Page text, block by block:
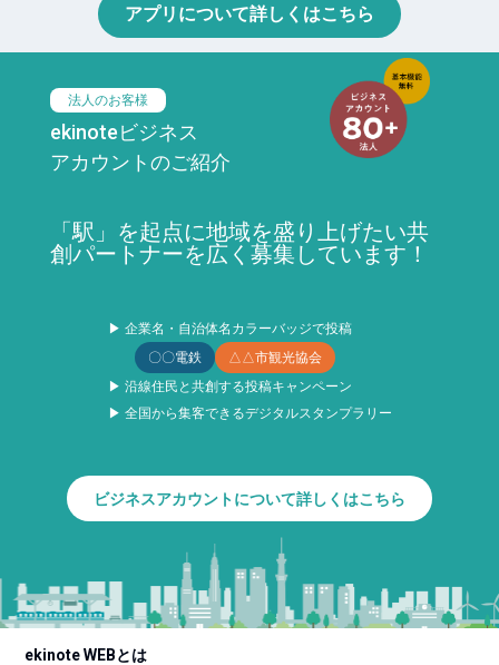
アプリについて詳しくはこちら
法人のお客様
ekinoteビジネス
アカウントのご紹介
「駅」を起点に地域を盛り上げたい共
創パートナーを広く募集しています！
▶ 企業名・自治体名カラーバッジで投稿
〇〇電鉄
△△市観光協会
▶ 沿線住民と共創する投稿キャンペーン
▶ 全国から集客できるデジタルスタンプラリー
ビジネスアカウントについて詳しくはこちら
ekinote WEBとは